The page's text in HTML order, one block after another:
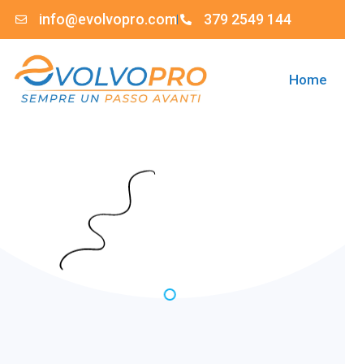
info@evolvopro.com 379 2549 144
Home